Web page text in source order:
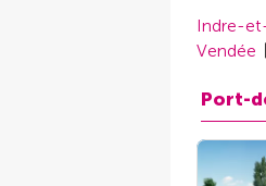
Indre-
Vendée
Port-